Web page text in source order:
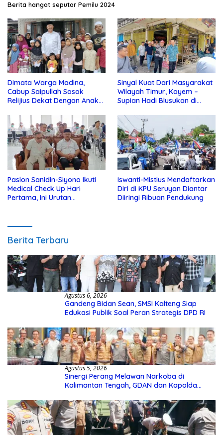
Berita hangat seputar Pemilu 2024
Dimata Warga Madina,
Cabup Saipullah Sosok
Relijius Dekat Dengan Anak
Sinyal Kuat Dari Masyarakat
Wilayah Timur, Koyem –
Supian Hadi Blusukan di
Paslon Sanidin-Siyono Ikuti
Medical Check Up Hari
Pertama, Ini Urutan
Iswanti-Mistius Mendaftarkan
Diri di KPU Seruyan Diantar
Diiringi Ribuan Pendukung
Berita Terbaru
Agustus 6, 2026
Gandeng Bidan Sean, SMSI Kalteng Siap
Edukasi Publik Soal Peran Strategis DPD RI
Agustus 5, 2026
Sinergi Perang Melawan Narkoba di
Kalimantan Tengah, GDAN dan Kapolda